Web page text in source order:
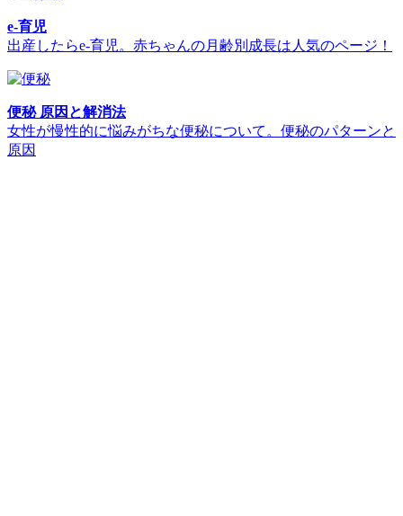
e-育児
出産したらe-育児。赤ちゃんの月齢別成長は人気のページ！
便秘 原因と解消法
女性が慢性的に悩みがちな便秘について。便秘のパターンと
原因